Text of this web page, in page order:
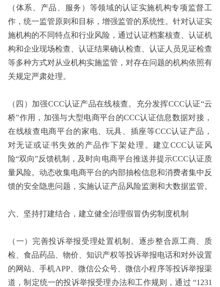
（体系、产品、服务）等领域的认证实施机构专项监督工
作，统一监管原则和目标，增强监管的系统性。针对认证实
施机构的不同特点和行业风险，通过认证档案核查、认证机
构和企业现场检查、认证结果确认检查、认证人员见证检查
等多种方式对从业机构实施监管，对存在问题的机构依照有
关规定严肃处理。
（四）加强CCC认证产品在线核查。充分发挥CCC认证“云
桥”作用，加强与大型电商平台的CCC认证信息数据对接，
在线核查电商平台的家电、玩具、插座等CCC认证产品，
对无证或证书失效的产品作下架处理。建立CCC认证风
险“双向”反馈机制，及时向电商平台推送并提示CCC认证质
量风险。动态收集电商平台的内部抽检信息和消费者集中反
馈的安全隐患问题，实施认证产品风险监测和大数据监管。
六、坚持打建结合，建立健全治理假冒伪劣制度机制
（一）完善投诉举报受理处置机制。逐步整合原工商、质
检、食品药品、物价、知识产权等投诉举报电话和对外设置
的网站、手机APP、微信公众号、微信小程序等投诉举报渠
道，制定统一的投诉举报受理办法和工作规则，通过 “1231